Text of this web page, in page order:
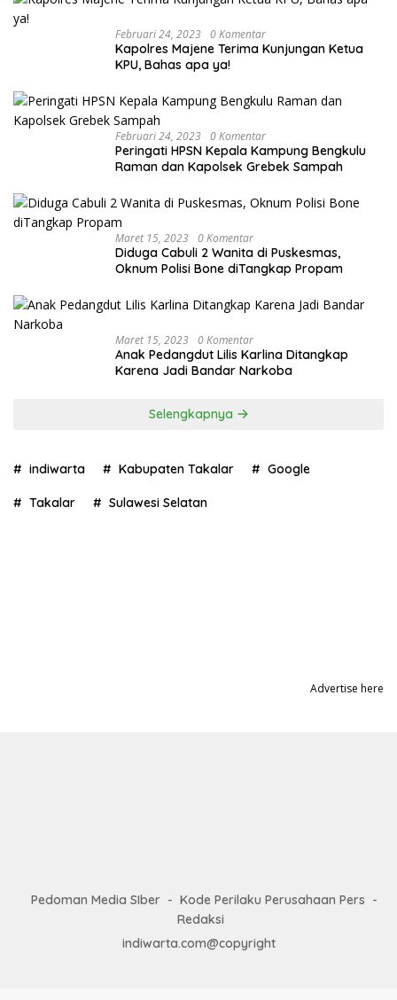
Februari 24, 2023 0 Komentar
Kapolres Majene Terima Kunjungan Ketua
KPU, Bahas apa ya!
Februari 24, 2023 0 Komentar
Peringati HPSN Kepala Kampung Bengkulu
Raman dan Kapolsek Grebek Sampah
Maret 15, 2023 0 Komentar
Diduga Cabuli 2 Wanita di Puskesmas,
Oknum Polisi Bone diTangkap Propam
Maret 15, 2023 0 Komentar
Anak Pedangdut Lilis Karlina Ditangkap
Karena Jadi Bandar Narkoba
Selengkapnya
indiwarta Kabupaten Takalar Google
Takalar Sulawesi Selatan
Advertise here
Pedoman Media SIber
Kode Perilaku Perusahaan Pers
Redaksi
indiwarta.com@copyright